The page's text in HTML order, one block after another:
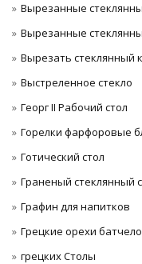
Вырезанные
Вырезанные
Вырезать стеклянный
Выстреленное стекло
Георг II Рабочий стол
Горелки фарфоровые
Готический стол
Граненый стеклянный
Графин для напитков
Грецкие орехи
грецких Столы